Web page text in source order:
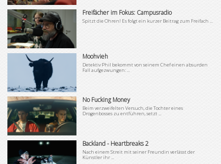
Freifächer im Fokus: Campusradio
Spitzt die Ohren! Es folgt ein kurzer Beitrag zum Freifach ...
Moohvieh
Detektiv Phil bekommt von seinem Chef einen absurden
Fall aufgezwungen: ...
No Fucking Money
Beim verzweifelten Versuch, die Tochter eines
Drogenbosses zu entführen, setzt ...
Backland - Heartbreaks 2
Nach einem Streit mit seiner Freundin verlässt der
Künstler ihr ...